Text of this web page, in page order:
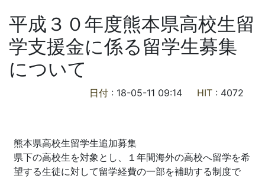
平成３０年度熊本県高校生留
学支援金に係る留学生募集
について
日付 : 18-05-11 09:14 HIT : 4072
熊本県高校生留学生追加募集
県下の高校生を対象とし、１年間海外の高校へ留学を希
望する生徒に対して留学経費の一部を補助する制度で